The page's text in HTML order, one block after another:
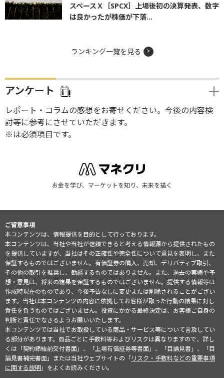
スペースＸ［SPCX］上場後初の決算発表、数字
は良かったが株価が下落...
ランキング一覧を見る
アンケート
レポート・コラムの感想をお寄せください。今後の内容検
討等に参考にさせていただきます。
※は必須項目です。
お金を学び、マーケットを知り、未来を描く
ご留意事項
本コンテンツは、情報提供を目的として行っております。
本コンテンツは、当社や当社が信頼できると考える情報源から提供されたもの
を提供していますが、当社はその正確性や完全性について意見を表明し、また
保証するものではございません。有価証券の購入、売却、デリバティブ取引、
その他の取引を推奨し、勧誘するものではありません。また、過去の実績や予
想・意見は、将来の結果を保証するものではございません。提供する情報等は
作成時現在のものであり、今後予告なしに変更または削除されることがござい
ます。当社は本コンテンツの内容に依拠してお客様が取った行動の結果に対し
責任を負うものではございません。投資にかかる最終決定は、お客様ご自身の
判断と責任でなさるようお願いいたします。
本コンテンツでは当社でお取扱している商品・サービス等について言及してい
る部分があります。商品ごとに手数料等およびリスクは異なりますので、詳し
くは「契約締結前交付書面」、「上場有価証券等書面」、「目論見書」、「目
論見書補完書面」または当社ウェブサイトの「リスク・手数料などの重要事項
に関する説明」をよくお読みください。